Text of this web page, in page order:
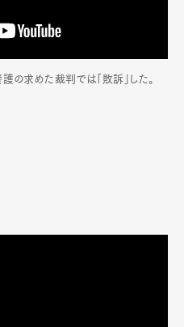
求めた裁判では「敗訴」した。